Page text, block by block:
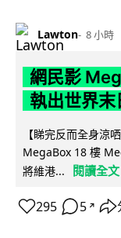
Lawton 8 小時
網民影
執出世界末
【睇完反而全身涼
MegaBox 18 樓
將維港...
閱讀全文
295 5 ↗